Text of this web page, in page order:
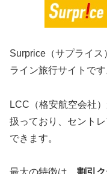
Surprice（サプライ
ライン旅行サイトです
LCC（格安航空会社
扱っており、セント
できます。